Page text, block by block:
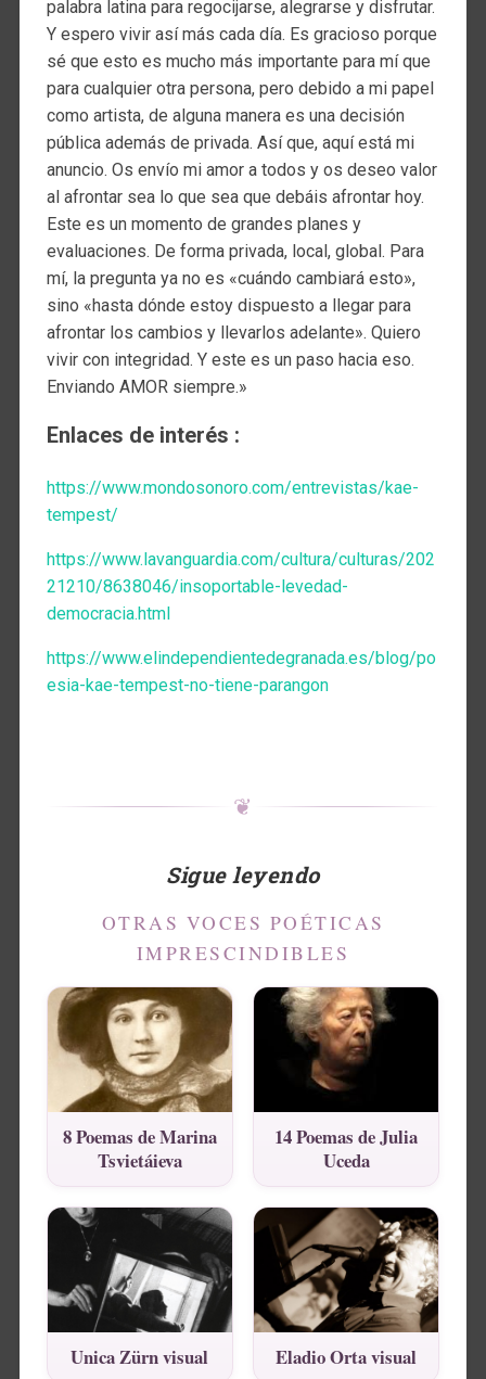
palabra latina para regocijarse, alegrarse y disfrutar.
Y espero vivir así más cada día. Es gracioso porque
sé que esto es mucho más importante para mí que
para cualquier otra persona, pero debido a mi papel
como artista, de alguna manera es una decisión
pública además de privada. Así que, aquí está mi
anuncio. Os envío mi amor a todos y os deseo valor
al afrontar sea lo que sea que debáis afrontar hoy.
Este es un momento de grandes planes y
evaluaciones. De forma privada, local, global. Para
mí, la pregunta ya no es «cuándo cambiará esto»,
sino «hasta dónde estoy dispuesto a llegar para
afrontar los cambios y llevarlos adelante». Quiero
vivir con integridad. Y este es un paso hacia eso.
Enviando AMOR siempre.»
Enlaces de interés :
https://www.mondosonoro.com/entrevistas/kae-
tempest/
https://www.lavanguardia.com/cultura/culturas/202
21210/8638046/insoportable-levedad-
democracia.html
https://www.elindependientedegranada.es/blog/po
esia-kae-tempest-no-tiene-parangon
❦
Sigue leyendo
OTRAS VOCES POÉTICAS
IMPRESCINDIBLES
8 Poemas de Marina
Tsvietáieva
14 Poemas de Julia
Uceda
Unica Zürn visual Eladio Orta visual